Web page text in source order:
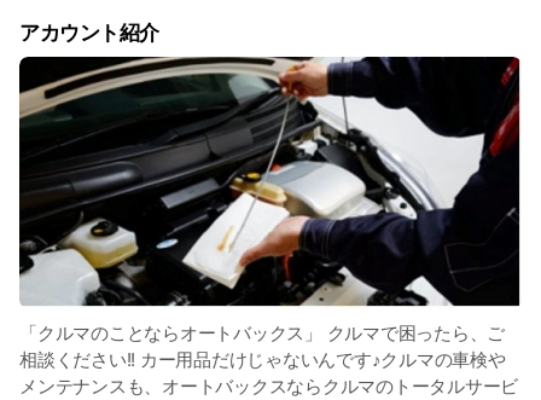
アカウント紹介
「クルマのことならオートバックス」 クルマで困ったら、ご
相談ください!! カー用品だけじゃないんです♪クルマの車検や
メンテナンスも、オートバックスならクルマのトータルサービ